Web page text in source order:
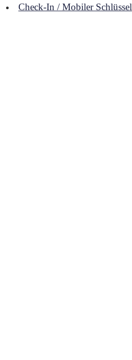
Check-In / Mobiler Schlüssel